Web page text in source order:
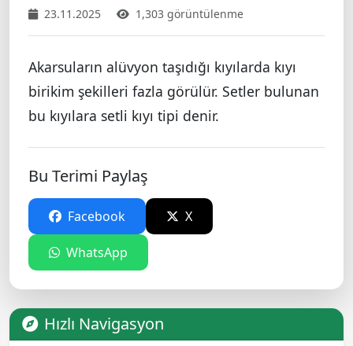
23.11.2025 1,303 görüntülenme
Akarsuların alüvyon taşıdığı kıyılarda kıyı
birikim şekilleri fazla görülür. Setler bulunan
bu kıyılara setli kıyı tipi denir.
Bu Terimi Paylaş
Facebook X
WhatsApp
Hızlı Navigasyon